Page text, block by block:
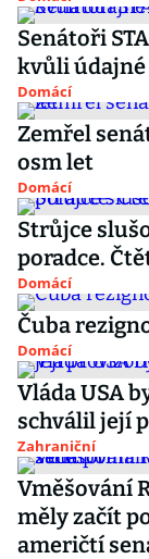
Senátoři
kvůli údajné
Domácí
Zemřel
osm let
Domácí
Strůjce
poradce.
Domácí
Čuba
Domácí
Vláda USA
schválil její
Zahraniční
Vměšování
měly začít
američtí